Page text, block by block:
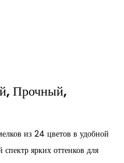
Прочный,
из 24 цветов в удобной
ярких оттенков для